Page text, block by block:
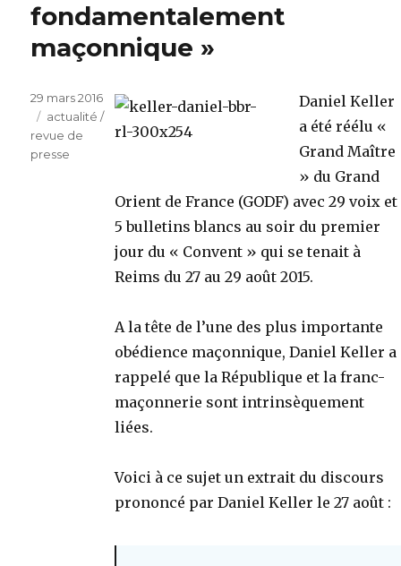
fondamentalement
maçonnique »
Daniel Keller
a été réélu «
Grand Maître
» du Grand
Orient de France (GODF) avec 29 voix et
5 bulletins blancs au soir du premier
jour du « Convent » qui se tenait à
Reims du 27 au 29 août 2015.
A la tête de l’une des plus importante
obédience maçonnique, Daniel Keller a
rappelé que la République et la franc-
maçonnerie sont intrinsèquement
liées.
Voici à ce sujet un extrait du discours
prononcé par Daniel Keller le 27 août :
Publié
le
29 mars 2016
Catégories
actualité /
revue de
presse